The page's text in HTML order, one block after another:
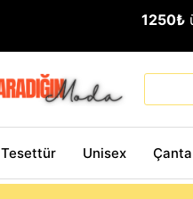
1250₺
Tesettür Unisex Çanta